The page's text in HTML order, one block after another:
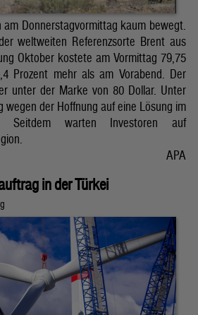
am Donnerstagvormittag kaum bewegt.
weltweiten Referenzsorte Brent aus
Oktober kostete am Vormittag 79,75
Prozent mehr als am Vorabend. Der
unter der Marke von 80 Dollar. Unter
wegen der Hoffnung auf eine Lösung im
Seitdem warten Investoren auf
APA
in der Türkei